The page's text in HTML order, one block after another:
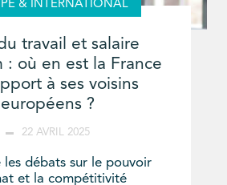
& INTERNATIONAL
travail et salaire
: où en est la France
à ses voisins
européens ?
22 AVRIL 2025
les débats sur le pouvoir
et la compétitivité